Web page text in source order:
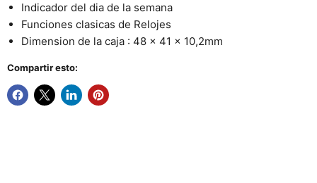
Indicador del dia de la semana
Funciones clasicas de Relojes
Dimension de la caja : 48 x 41 x 10,2mm
Compartir esto: